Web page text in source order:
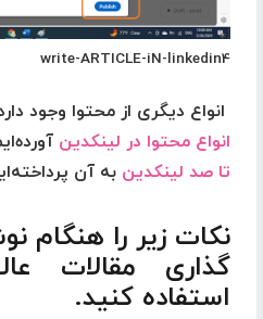
write-ARTICLE-iN-linkedin4
انواع دیگری از محتوا وجود
انواع محتوا در لینکدین
تا صد لینکدین به آن
نکات زیر را هنگام
گذاری مقالات
استفاده کنید.